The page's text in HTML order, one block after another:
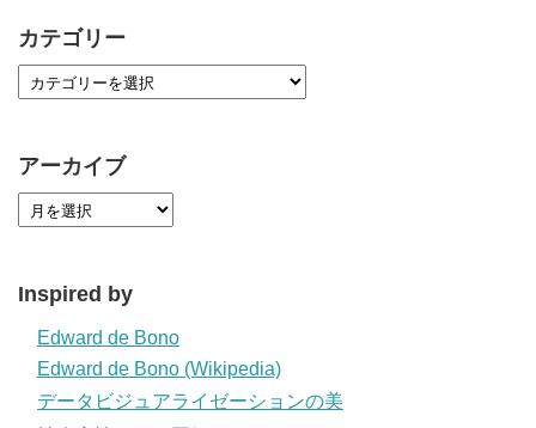
カテゴリー
アーカイブ
Inspired by
Edward de Bono
Edward de Bono (Wikipedia)
データビジュアライゼーションの美